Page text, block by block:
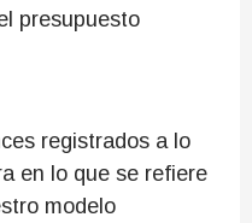
presupuesto
registrados a lo
en lo que se refiere
modelo